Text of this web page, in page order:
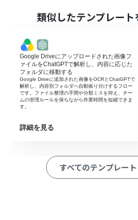
■フローボットの流れ
連携します。
次に、トリガーでGoogle Driveを
ルダ内に新しくファイル・フォル
いうアクションを設定します。
続いて、オペレーションで
ダウンロードする」アクションを
次に、オペレーションでOCR機能
を読み取る」アクションを設定し
最後に、オペレーションで
■このワークフローのカスタムポイント
OCR機能では、画像ファイルの中
類似したテンプレート
Google Driveにアップロードされた画像フ
ァイルをChatGPTで解析し、内容に応じた
フォルダに移動する
Google Driveに追加された画像をOCRとChatGPTで
解析し、内容別フォルダへ自動振り分けするフロー
です。ファイル整理の手間や分類ミスを抑え、チー
ムの管理ルールを保ちながら作業時間を短縮できま
す。
詳細を見る
すべてのテンプレー